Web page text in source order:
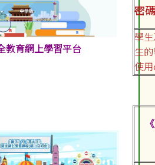
教育網上學習平台
密
學
生
使